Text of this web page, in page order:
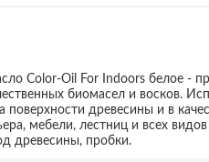
Color-Oil For Indoors белое -
биомасел и восков.
поверхности древесины и в
мебели, лестниц и всех
древесины, пробки.